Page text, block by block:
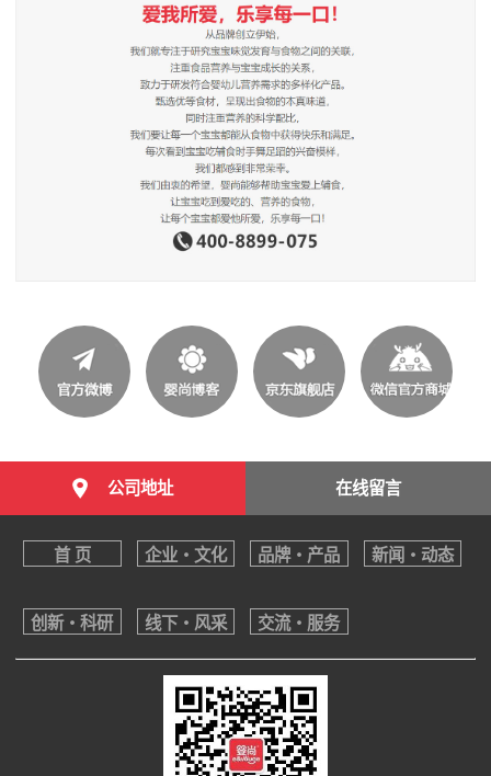
公司地址 在线留言
首 页 企业・文化 品牌・产品 新闻・动态
创新・科研 线下・风采 交流・服务